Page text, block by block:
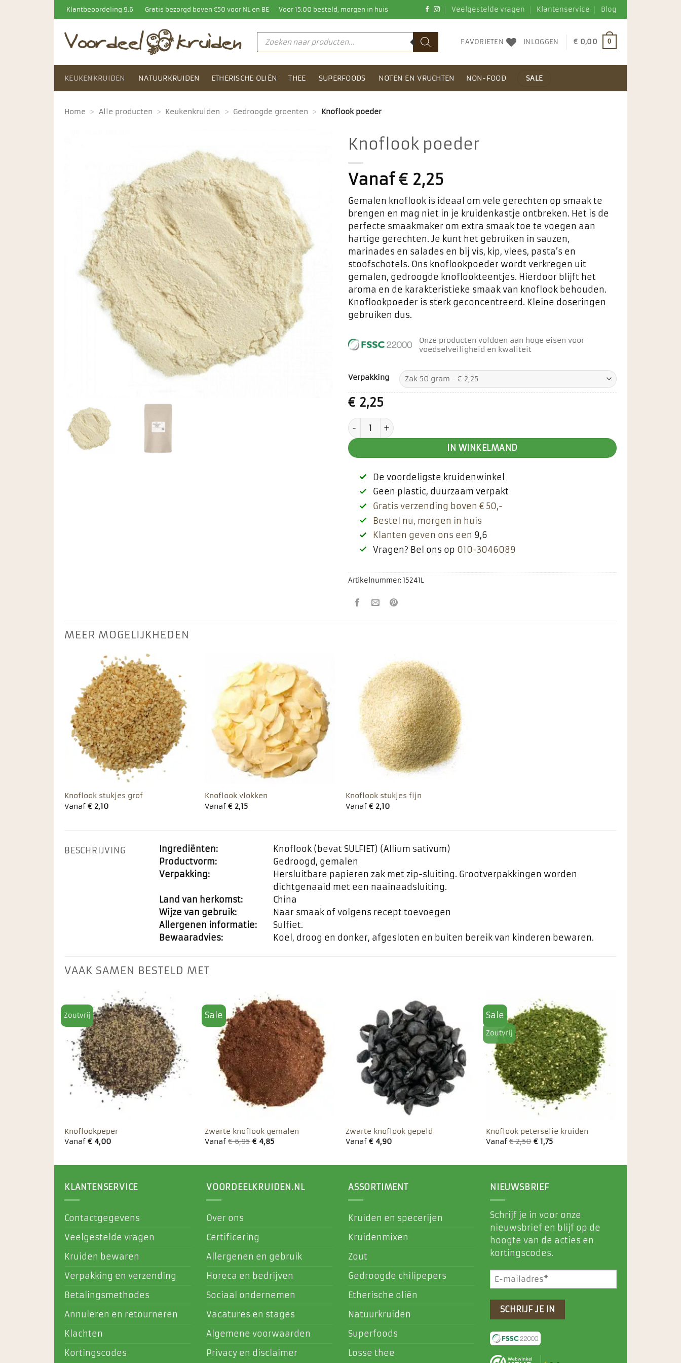
naar
inhoud
Klantbeoordeling 9.6 Gratis bezorgd boven €50 voor NL en BE Voor 15:00 besteld, morgen in huis Veelgestelde vragen Klantenservice Blog
Producten
zoeken FAVORIETEN INLOGGEN € 0,00 0
KEUKENKRUIDEN NATUURKRUIDEN ETHERISCHE OLIËN THEE SUPERFOODS NOTEN EN VRUCHTEN NON-FOOD SALE
Home > Alle producten > Keukenkruiden > Gedroogde groenten > Knoflook poeder
Knoflook poeder
Vanaf€2,25
Gemalen knoflook is ideaal om vele gerechten op smaak te
brengen en mag niet in je kruidenkastje ontbreken. Het is de
perfecte smaakmaker om extra smaak toe te voegen aan
hartige gerechten. Je kunt het gebruiken in sauzen,
marinades en salades en bij vis, kip, vlees, pasta’s en
stoofschotels. Ons knoflookpoeder wordt verkregen uit
gemalen, gedroogde knoflookteentjes. Hierdoor blijft het
aroma en de karakteristieke smaak van knoflook behouden.
Knoflookpoeder is sterk geconcentreerd. Kleine doseringen
gebruiken dus.
Onze producten voldoen aan hoge eisen voor
voedselveiligheid en kwaliteit
Verpakking
€2,25
Knoflook poeder aantal
IN WINKELMAND
De voordeligste kruidenwinkel
Geen plastic, duurzaam verpakt
Gratis verzending boven € 50,-
Bestel nu, morgen in huis
Klanten geven ons een 9,6
Vragen? Bel ons op 010-3046089
Artikelnummer:15241L
MEER MOGELIJKHEDEN
Toevoegen
aan
favorieten
Knoflook stukjes grof
Vanaf €2,10
Toevoegen
aan
favorieten
Knoflook vlokken
Vanaf€2,15
Toevoegen
aan
favorieten
Knoflook stukjes fijn
Vanaf €2,10
BESCHRIJVING Ingrediënten:
Knoflook (bevat SULFIET) (Allium sativum)
Productvorm:
Gedroogd, gemalen
Verpakking:
Hersluitbare papieren zak met zip-sluiting. Grootverpakkingen worden
dichtgenaaid met een naainaadsluiting.
Land van herkomst:
China
Wijze van gebruik:
Naar smaak of volgens recept toevoegen
Allergenen informatie:
Sulfiet.
Bewaaradvies:
Koel, droog en donker, afgesloten en buiten bereik van kinderen bewaren.
VAAK SAMEN BESTELD MET
Zoutvrij
Toevoegen
aan
favorieten
Knoflookpeper
Vanaf €4,00
Sale
Toevoegen
aan
favorieten
Zwarte knoflook gemalen
Vanaf€6,95 €4,85
Toevoegen
aan
favorieten
Zwarte knoflook gepeld
Vanaf €4,90
Sale
Zoutvrij
Toevoegen
aan
favorieten
Knoflook peterselie kruiden
Vanaf€2,50 €1,75
KLANTENSERVICE
Contactgegevens
Veelgestelde vragen
Kruiden bewaren
Verpakking en verzending
Betalingsmethodes
Annuleren en retourneren
Klachten
Kortingscodes
VOORDEELKRUIDEN.NL
Over ons
Certificering
Allergenen en gebruik
Horeca en bedrijven
Sociaal ondernemen
Vacatures en stages
Algemene voorwaarden
Privacy en disclaimer
ASSORTIMENT
Kruiden en specerijen
Kruidenmixen
Zout
Gedroogde chilipepers
Etherische oliën
Natuurkruiden
Superfoods
Losse thee
NIEUWSBRIEF
Schrijf je in voor onze
nieuwsbrief en blijf op de
hoogte van de acties en
kortingscodes.
E-
mailadres
(Vereist)